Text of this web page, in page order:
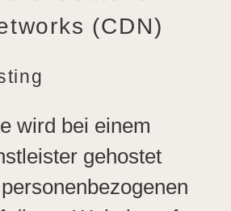
(CDN)
wird bei einem
gehostet